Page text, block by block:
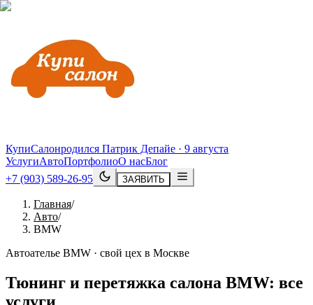
КупиСалонродился Патрик Депайе · 9 августа
УслугиАвтоПортфолиоО насБлог
+7 (903) 589-26-95
ЗАЯВИТЬ
Главная/
Авто/
BMW
Автоателье BMW · свой цех в Москве
Тюнинг и перетяжка салона BMW: все